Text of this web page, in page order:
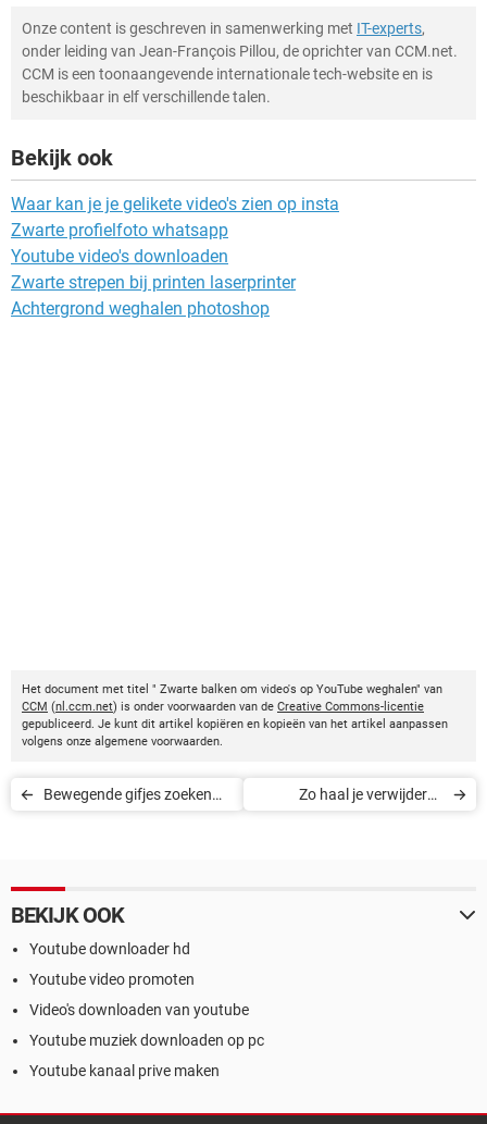
Onze content is geschreven in samenwerking met IT-experts,
onder leiding van Jean-François Pillou, de oprichter van CCM.net.
CCM is een toonaangevende internationale tech-website en is
beschikbaar in elf verschillende talen.
Bekijk ook
Waar kan je je gelikete video's zien op insta
Zwarte profielfoto whatsapp
Youtube video's downloaden
Zwarte strepen bij printen laserprinter
Achtergrond weghalen photoshop
Het document met titel " Zwarte balken om video's op YouTube weghalen" van
CCM (nl.ccm.net) is onder voorwaarden van de Creative Commons-licentie
gepubliceerd. Je kunt dit artikel kopiëren en kopieën van het artikel aanpassen
volgens onze algemene voorwaarden.
Bewegende gifjes zoeken
Zo haal je verwijderde
BEKIJK OOK
Youtube downloader hd
Youtube video promoten
Video's downloaden van youtube
Youtube muziek downloaden op pc
Youtube kanaal prive maken